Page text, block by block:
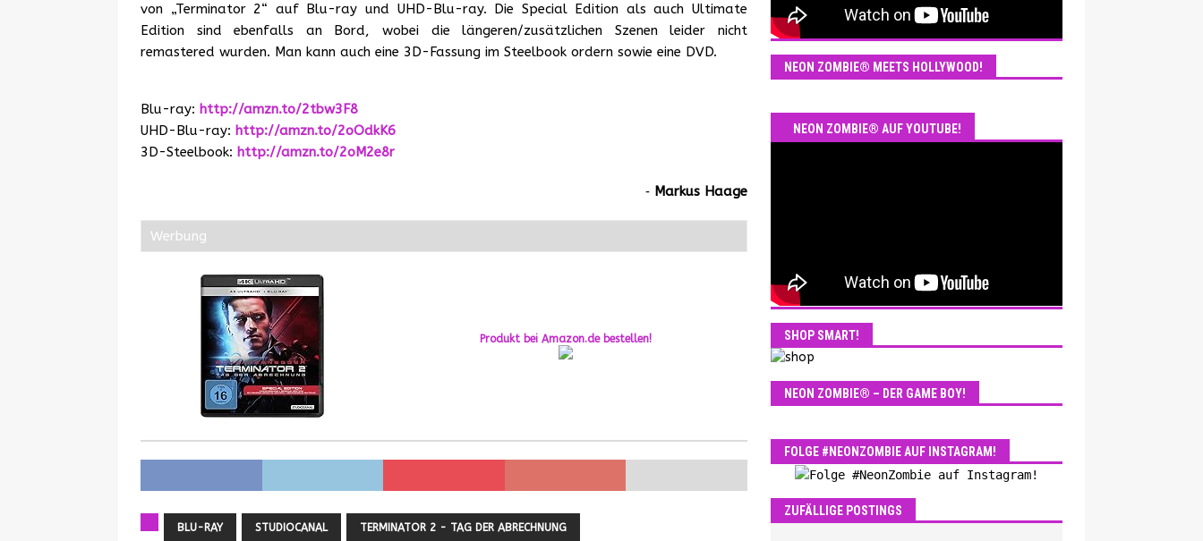
von „Terminator 2“ auf Blu-ray und UHD-Blu-ray. Die Special Edition als auch Ultimate
Edition sind ebenfalls an Bord, wobei die längeren/zusätzlichen Szenen leider nicht
remastered wurden. Man kann auch eine 3D-Fassung im Steelbook ordern sowie eine DVD.
Blu-ray: http://amzn.to/2tbw3F8
UHD-Blu-ray: http://amzn.to/2oOdkK6
3D-Steelbook: http://amzn.to/2oM2e8r
‐ Markus Haage
Werbung
Produkt bei Amazon.de bestellen!
BLU-RAY STUDIOCANAL TERMINATOR 2 - TAG DER ABRECHNUNG
NEON ZOMBIE® MEETS HOLLYWOOD!
NEON ZOMBIE® AUF YOUTUBE!
SHOP SMART!
NEON ZOMBIE® – DER GAME BOY!
FOLGE #NEONZOMBIE AUF INSTAGRAM!
ZUFÄLLIGE POSTINGS